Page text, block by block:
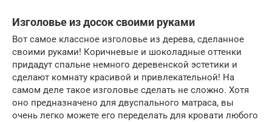
Изголовье из досок своими руками
Вот самое классное изголовье из дерева, сделанное
своими руками! Коричневые и шоколадные оттенки
придадут спальне немного деревенской эстетики и
сделают комнату красивой и привлекательной! На
самом деле такое изголовье сделать не сложно. Хотя
оно предназначено для двуспального матраса, вы
очень легко можете его переделать для кровати любого